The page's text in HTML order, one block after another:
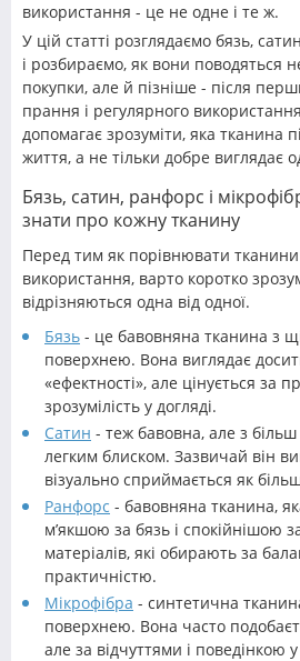
використання - це не одне і те ж.
У цій статті розглядаємо бязь,
і розбираємо, як вони поводяться
покупки, але й пізніше - після
прання і регулярного
допомагає зрозуміти, яка тканина
життя, а не тільки добре виглядає
Бязь, сатин, ранфорс і
знати про кожну тканину
Перед тим як порівнювати
використання, варто коротко
відрізняються одна від одної.
Бязь - це бавовняна тканина з
поверхнею. Вона виглядає
«ефектності», але цінується за
зрозумілість у догляді.
Сатин - теж бавовна, але з
легким блиском. Зазвичай він
візуально сприймається як
Ранфорс - бавовняна тканина,
м’якшою за бязь і спокійнішою
матеріалів, які обирають за
практичністю.
Мікрофібра - синтетична
поверхнею. Вона часто
але за відчуттями і поведінкою